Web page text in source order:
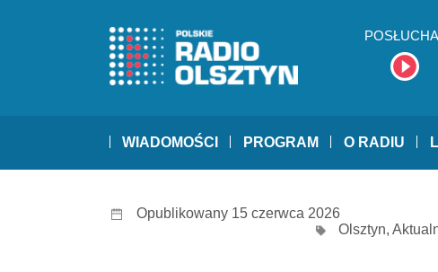
WIADOMOŚCI PROGRAM O RADIU
Opublikowany 15 czerwca 2026
Olsztyn,